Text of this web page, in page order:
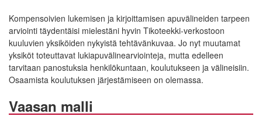
Kompensoivien lukemisen ja kirjoittamisen apuvälineiden tarpeen
arviointi täydentäisi mielestäni hyvin Tikoteekki-verkostoon
kuuluvien yksiköiden nykyistä tehtävänkuvaa. Jo nyt muutamat
yksiköt toteuttavat lukiapuvälinearviointeja, mutta edelleen
tarvitaan panostuksia henkilökuntaan, koulutukseen ja välineisiin.
Osaamista koulutuksen järjestämiseen on olemassa.
Vaasan malli